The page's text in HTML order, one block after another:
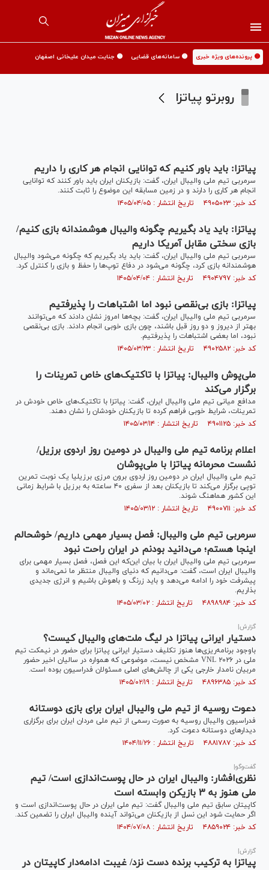
🟡 پرونده‌های ویژه خبری 🟡 سامانه‌های قضایی 🟡 جنایت میدان علیخانی اصفهان
روبرتو پیاتزا
پیاتزا: باید باور کنیم که توانایی انجام هر کاری را داریم
سرمربی تیم ملی والیبال ایران، گفت: بازیکنان ایران باید باور کنند که توانایی
انجام هر کاری را دارند و در زمین مسابقه این موضوع را ثابت کنند.
کد خبر: ۴۹۰۵۰۲۳ تاریخ انتشار : ۱۴۰۵/۰۴/۰۵
پیاتزا: باید یاد بگیریم چگونه والیبال هوشمندانه بازی کنیم/
بازی سختی مقابل آمریکا داریم
سرمربی تیم ملی والیبال ایران، گفت: باید یاد بگیریم که چگونه می‌شود والیبال
هوشمندانه بازی کرد، چگونه می‌شود در دفاع توپ‌ها را حفظ و بازی را کنترل کرد.
کد خبر: ۴۹۰۴۷۹۷ تاریخ انتشار : ۱۴۰۵/۰۴/۰۴
پیاتزا: بازی بی‌نقصی نبود اما اشتباهات را پذیرفتیم
سرمربی تیم ملی والیبال ایران، گفت: بچه‌ها امروز نشان دادند که می‌توانند
بهتر از دیروز و دو روز قبل باشند، چون بازی خوبی انجام دادند. بازی بی‌نقصی
نبود، اما بعضی اشتباهات را پذیرفتیم.
کد خبر: ۴۹۰۲۵۸۲ تاریخ انتشار : ۱۴۰۵/۰۳/۲۳
ملی‌پوش والیبال: پیاتزا با تاکتیک‌های خاص تمرینات را
برگزار می‌کند
مدافع میانی تیم ملی والیبال ایران، گفت: پیاتزا با تاکتیک‌های خاص خودش در
تمرینات، شرایط خوبی فراهم کرده تا بازیکنان خودشان را نشان دهند.
کد خبر: ۴۹۰۱۱۲۵ تاریخ انتشار : ۱۴۰۵/۰۳/۱۴
اعلام برنامه تیم ملی والیبال در دومین روز اردوی برزیل/
نشست محرمانه پیاتزا با ملی‌پوشان
تیم ملی والیبال ایران در دومین روز اردوی برون مرزی برزیلیا یک نوبت تمرین
توپی برگزار می‌کند تا بازیکنان بعد از سفری ۴۰ ساعته به برزیل با شرایط زمانی
این کشور هماهنگ شوند.
کد خبر: ۴۹۰۰۷۱۱ تاریخ انتشار : ۱۴۰۵/۰۳/۱۲
سرمربی تیم ملی والیبال: فصل بسیار مهمی داریم/ خوشحالم
اینجا هستم؛ می‌دانید بودنم در ایران راحت نبود
سرمربی تیم ملی والیبال ایران با بیان این‌که این فصل، فصل بسیار مهمی برای
والیبال ایران است، گفت: می‌دانیم که دنیای والیبال منتظر ما نمی‌ماند و
پیشرفت خود را ادامه می‌دهد و باید زرنگ و باهوش باشیم و انرژی جدیدی
بذاریم.
کد خبر: ۴۸۹۸۹۸۴ تاریخ انتشار : ۱۴۰۵/۰۳/۰۲
گزارش|
دستیار ایرانی پیاتزا در لیگ ملت‌های والیبال کیست؟
باوجود برنامه‌ریزی‌ها هنوز تکلیف دستیار ایرانی پیاتزا برای حضور در نیمکت تیم
ملی در VNL ۲۰۲۶ مشخص نیست، موضوعی که همواره در سالیان اخیر حضور
مربیان نامدار خارجی یکی از چالش‌های اصلی مسئولان فدراسیون بوده است.
کد خبر: ۴۸۹۶۳۸۵ تاریخ انتشار : ۱۴۰۵/۰۲/۱۹
دعوت روسیه از تیم ملی والیبال ایران برای بازی دوستانه
فدراسیون والیبال روسیه به صورت رسمی از تیم ملی مردان ایران برای برگزاری
دیدار‌های دوستانه دعوت کرد.
کد خبر: ۴۸۸۱۷۸۷ تاریخ انتشار : ۱۴۰۴/۱۱/۲۶
گفت‌و‌گو|
نظری‌افشار: والیبال ایران در حال پوست‌اندازی است/ تیم
ملی هنوز به ۳ بازیکن وابسته است
کاپیتان سابق تیم ملی والیبال گفت: تیم ملی ایران در حال پوست‌اندازی است و
اگر حمایت شود این نسل از بازیکنان می‌تواند آینده والیبال ایران را تضمین کند.
کد خبر: ۴۸۵۹۰۲۴ تاریخ انتشار : ۱۴۰۴/۰۷/۰۸
گزارش|
پیاتزا به ترکیب برنده دست نزد/ غیبت ادامه‌دار کاپیتان در